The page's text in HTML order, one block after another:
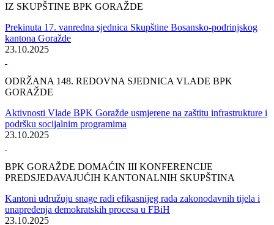
KANTONALNOG ŠTABA CIVILNE ZAŠTITE BPK
pasa lutalica
31.10.2025